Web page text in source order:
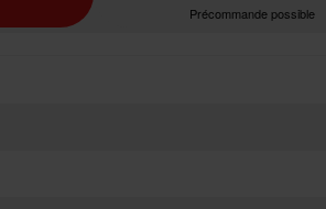
Précommande possible